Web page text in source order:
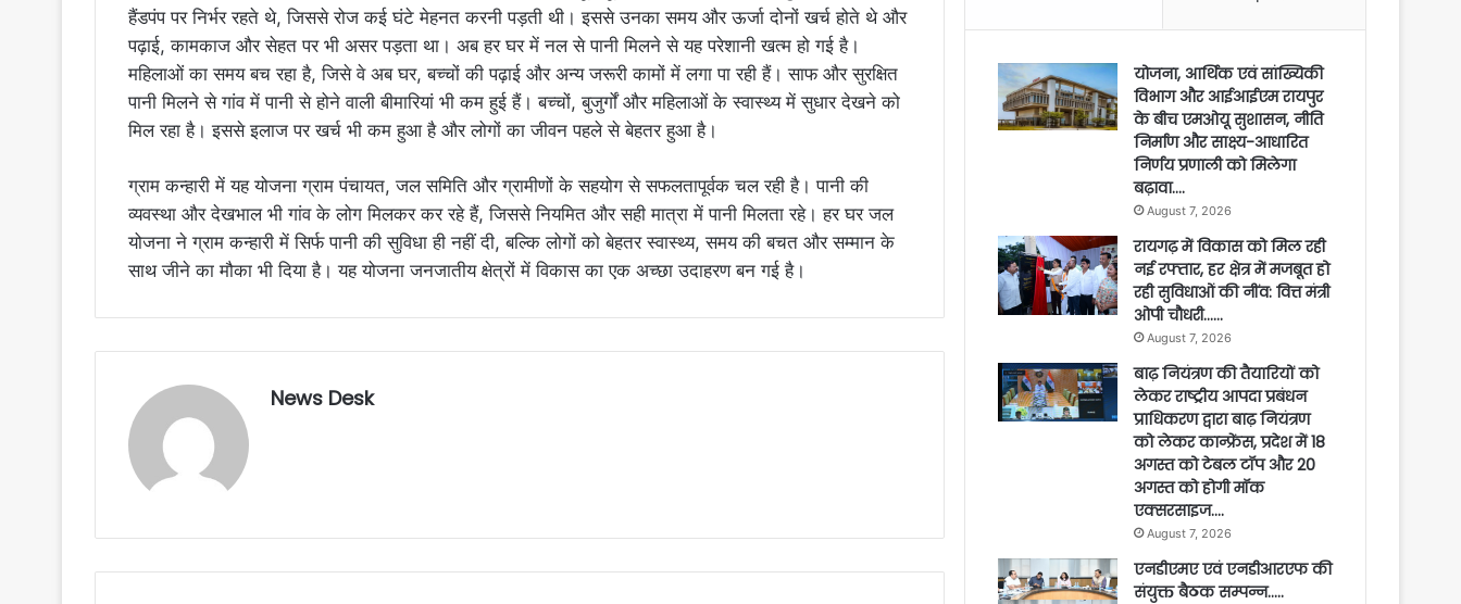
हैंडपंप पर निर्भर रहते थे, जिससे रोज कई घंटे मेहनत करनी पड़ती थी। इससे उनका समय और ऊर्जा दोनों खर्च होते थे और
पढ़ाई, कामकाज और सेहत पर भी असर पड़ता था। अब हर घर में नल से पानी मिलने से यह परेशानी खत्म हो गई है।
महिलाओं का समय बच रहा है, जिसे वे अब घर, बच्चों की पढ़ाई और अन्य जरूरी कामों में लगा पा रही हैं। साफ और सुरक्षित
पानी मिलने से गांव में पानी से होने वाली बीमारियां भी कम हुई हैं। बच्चों, बुजुर्गों और महिलाओं के स्वास्थ्य में सुधार देखने को
मिल रहा है। इससे इलाज पर खर्च भी कम हुआ है और लोगों का जीवन पहले से बेहतर हुआ है।
ग्राम कन्हारी में यह योजना ग्राम पंचायत, जल समिति और ग्रामीणों के सहयोग से सफलतापूर्वक चल रही है। पानी की
व्यवस्था और देखभाल भी गांव के लोग मिलकर कर रहे हैं, जिससे नियमित और सही मात्रा में पानी मिलता रहे। हर घर जल
योजना ने ग्राम कन्हारी में सिर्फ पानी की सुविधा ही नहीं दी, बल्कि लोगों को बेहतर स्वास्थ्य, समय की बचत और सम्मान के
साथ जीने का मौका भी दिया है। यह योजना जनजातीय क्षेत्रों में विकास का एक अच्छा उदाहरण बन गई है।
News Desk
योजना, आर्थिक एवं सांख्यिकी
विभाग और आईआईएम रायपुर
के बीच एमओयू सुशासन, नीति
निर्माण और साक्ष्य-आधारित
निर्णय प्रणाली को मिलेगा
बढ़ावा….
August 7, 2026
रायगढ़ में विकास को मिल रही
नई रफ्तार, हर क्षेत्र में मजबूत हो
रही सुविधाओं की नींव: वित्त मंत्री
ओपी चौधरी……
August 7, 2026
बाढ़ नियंत्रण की तैयारियों को
लेकर राष्ट्रीय आपदा प्रबंधन
प्राधिकरण द्वारा बाढ़ नियंत्रण
को लेकर कान्फ्रेंस, प्रदेश में 18
अगस्त को टेबल टॉप और 20
अगस्त को होगी मॉक
एक्सरसाइज….
August 7, 2026
एनडीएमए एवं एनडीआरएफ की
संयुक्त बैठक सम्पन्न…..